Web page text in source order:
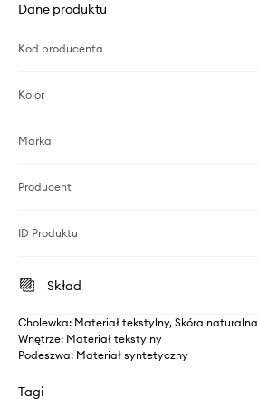
Dane produktu
Kod producenta
Kolor
Marka
Producent
ID Produktu
Skład
Cholewka: Materiał tekstylny, Skóra naturalna
Wnętrze: Materiał tekstylny
Podeszwa: Materiał syntetyczny
Tagi